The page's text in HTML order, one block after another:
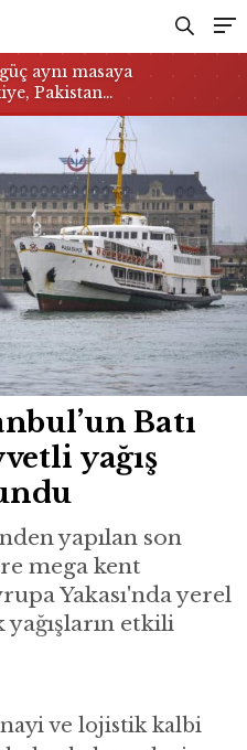
aynı masaya
Pakistan…
Batı
yağış
yapılan son
mega kent
Yakası'nda yerel
etkili
ve lojistik kalbi